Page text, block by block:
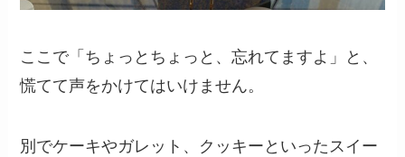
ここで「ちょっとちょっと、忘れてますよ」と、
慌てて声をかけてはいけません。
別でケーキやガレット、クッキーといったスイー